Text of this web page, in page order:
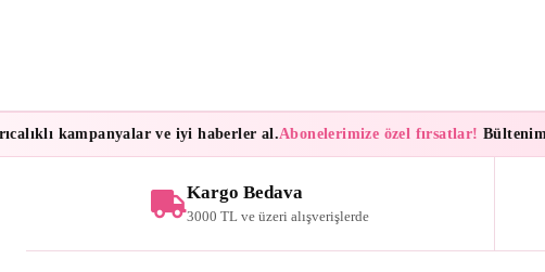
kampanyalar ve iyi haberler al. Abonelerimize özel fırsatlar!Bültenimize
Kargo Bedava
3000 TL ve üzeri alışverişlerde